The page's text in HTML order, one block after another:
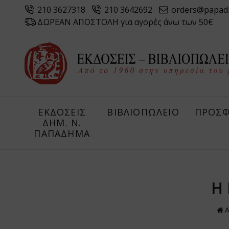
210 3627318 210 3642692
ΔΩΡΕΑΝ ΑΠΟΣΤΟΛΗ για αγορές άνω των 50€
ΕΚΔΟΣΕΙΣ
ΔHM. Ν.
ΠΑΠΑΔΗΜΑ
ΒΙΒΛΙΟΠΩΛΕΙΟ
Η